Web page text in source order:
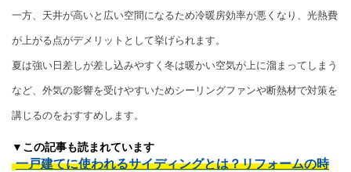
一方、天井が高いと広い空間になるため冷暖房効率が悪くなり、光熱費
が上がる点がデメリットとして挙げられます。
夏は強い日差しが差し込みやすく冬は暖かい空気が上に溜まってしまう
など、外気の影響を受けやすいためシーリングファンや断熱材で対策を
講じるのをおすすめします。
▼この記事も読まれています
一戸建てに使われるサイディングとは？リフォームの時